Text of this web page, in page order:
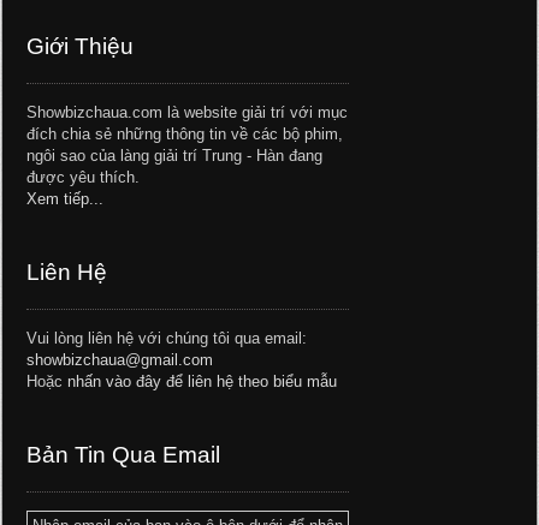
Giới Thiệu
Showbizchaua.com là website giải trí với mục
đích chia sẻ những thông tin về các bộ phim,
ngôi sao của làng giải trí Trung - Hàn đang
được yêu thích.
Xem tiếp...
Liên Hệ
Vui lòng liên hệ với chúng tôi qua email:
showbizchaua@gmail.com
Hoặc nhấn vào đây để liên hệ theo biểu mẫu
Bản Tin Qua Email